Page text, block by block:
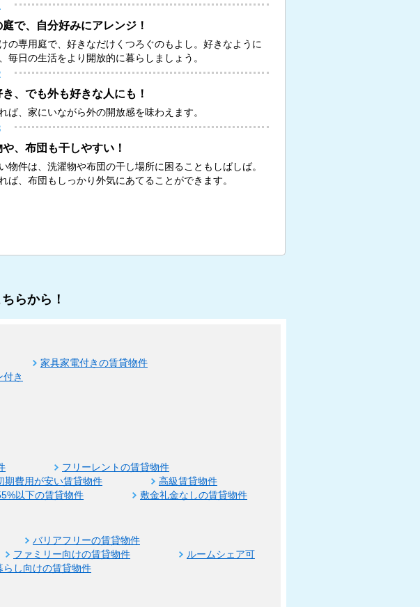
で、自分好みにアレンジ！
の専用庭で、好きなだけくつろぐのもよし。好きなように
毎日の生活をより開放的に暮らしましょう。
、でも外も好きな人にも！
ば、家にいながら外の開放感を味わえます。
、布団も干しやすい！
物件は、洗濯物や布団の干し場所に困ることもしばしば。
ば、布団もしっかり外気にあてることができます。
らから！
家具家電付きの賃貸物件
付き
フリーレントの賃貸物件
期費用が安い賃貸物件
高級賃貸物件
以下の賃貸物件 敷金礼金なしの賃貸物件
バリアフリーの賃貸物件
ファミリー向けの賃貸物件
ルームシェア可
らし向けの賃貸物件